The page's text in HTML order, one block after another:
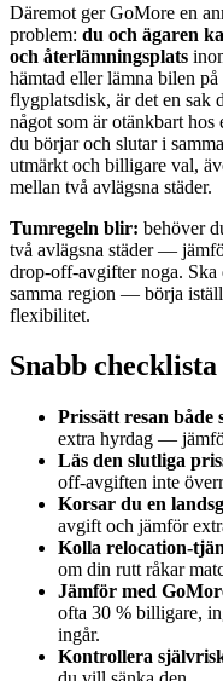
Däremot ger GoMore en
problem: du och ägaren
och återlämningsplats
hämtad eller lämna bilen på
flygplatsdisk, är det en sak
något som är otänkbart
du börjar och slutar i
utmärkt och billigare val,
mellan två avlägsna städer.
Tumregeln blir: behöver
två avlägsna städer —
drop-off-avgifter noga. Ska
samma region — börja
flexibilitet.
Snabb
Prissätt resan både
extra hyrdag —
Läs den slutliga
off-avgiften inte
Korsar du en
avgift och jämför
Kolla relocation-
om din rutt råkar
Jämför med
ofta 30 % billigare,
ingår.
Kontrollera